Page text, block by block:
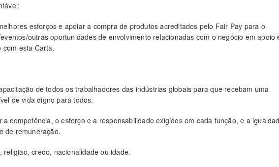
esforços e apoiar a compra de produtos acreditados pelo Fair Pay para o
outras oportunidades de envolvimento relacionadas com o negócio em apoio
com esta Carta.
de todos os trabalhadores das indústrias globais para que recebam uma
de vida digno para todos.
competência, o esforço e a responsabilidade exigidos em cada função, e a
de remuneração.
credo, nacionalidade ou idade.